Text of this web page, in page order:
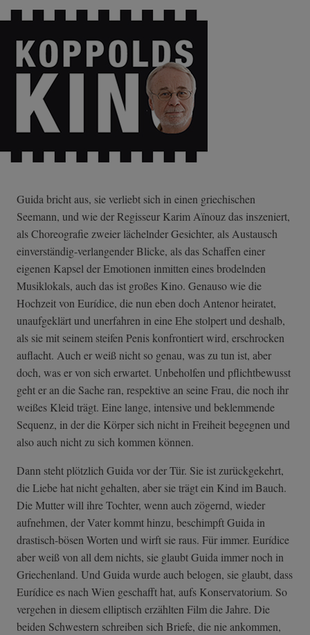
Guida bricht aus, sie verliebt sich in einen griechischen
Seemann, und wie der Regisseur Karim Aïnouz das inszeniert,
als Choreografie zweier lächelnder Gesichter, als Austausch
einverständig-verlangender Blicke, als das Schaffen einer
eigenen Kapsel der Emotionen inmitten eines brodelnden
Musiklokals, auch das ist großes Kino. Genauso wie die
Hochzeit von Eurídice, die nun eben doch Antenor heiratet,
unaufgeklärt und unerfahren in eine Ehe stolpert und deshalb,
als sie mit seinem steifen Penis konfrontiert wird, erschrocken
auflacht. Auch er weiß nicht so genau, was zu tun ist, aber
doch, was er von sich erwartet. Unbeholfen und pflichtbewusst
geht er an die Sache ran, respektive an seine Frau, die noch ihr
weißes Kleid trägt. Eine lange, intensive und beklemmende
Sequenz, in der die Körper sich nicht in Freiheit begegnen und
also auch nicht zu sich kommen können.
Dann steht plötzlich Guida vor der Tür. Sie ist zurückgekehrt,
die Liebe hat nicht gehalten, aber sie trägt ein Kind im Bauch.
Die Mutter will ihre Tochter, wenn auch zögernd, wieder
aufnehmen, der Vater kommt hinzu, beschimpft Guida in
drastisch-bösen Worten und wirft sie raus. Für immer. Eurídice
aber weiß von all dem nichts, sie glaubt Guida immer noch in
Griechenland. Und Guida wurde auch belogen, sie glaubt, dass
Eurídice es nach Wien geschafft hat, aufs Konservatorium. So
vergehen in diesem elliptisch erzählten Film die Jahre. Die
beiden Schwestern schreiben sich Briefe, die nie ankommen,